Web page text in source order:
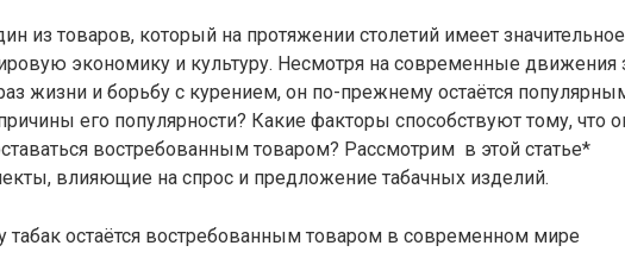
из товаров, который на протяжении столетий имеет значительное
экономику и культуру. Несмотря на современные движения
жизни и борьбу с курением, он по-прежнему остаётся
его популярности? Какие факторы способствуют тому, что
востребованным товаром? Рассмотрим в этой статье*
влияющие на спрос и предложение табачных изделий.